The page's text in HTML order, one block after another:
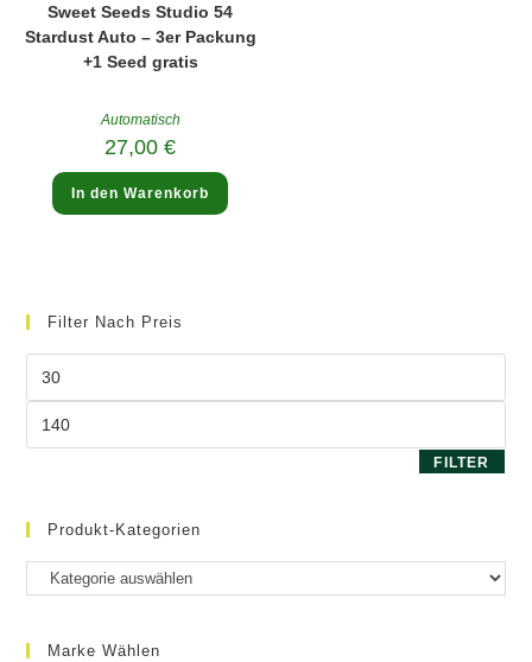
Sweet Seeds Studio 54
Stardust Auto – 3er Packung
+1 Seed gratis
Automatisch
27,00€
In den Warenkorb
Filter Nach Preis
FILTER
Produkt-Kategorien
Marke Wählen